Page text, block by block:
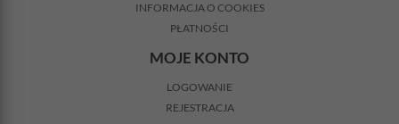
INFORMACJA O COOKIES
PŁATNOŚCI
MOJE KONTO
LOGOWANIE
REJESTRACJA